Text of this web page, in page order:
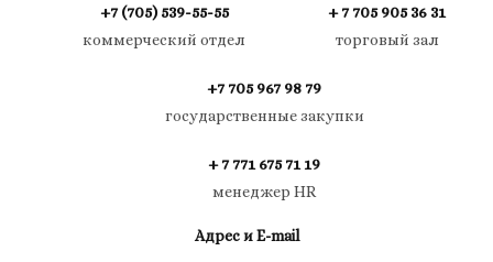
+7 (705) 539-55-55
коммерческий отдел
+ 7 705 905 36 31
торговый зал
+7 705 967 98 79
государственные закупки
+ 7 771 675 71 19
менеджер HR
Адрес и E-mail